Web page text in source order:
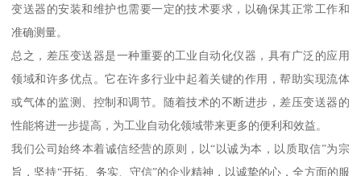
变送器的安装和维护也需要一定的技术要求，以确保其正常工作和
准确测量。
总之，差压变送器是一种重要的工业自动化仪器，具有广泛的应用
领域和许多优点。它在许多行业中起着关键的作用，帮助实现流体
或气体的监测、控制和调节。随着技术的不断进步，差压变送器的
性能将进一步提高，为工业自动化领域带来更多的便利和效益。
我们公司始终本着诚信经营的原则，以“以诚为本，以质取信”为宗
旨，坚持“开拓、务实、守信”的企业精神，以诚挚的心，全方面的服